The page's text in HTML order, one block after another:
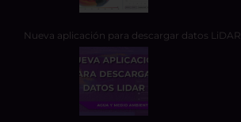
Nueva aplicación para descargar datos LiDAR